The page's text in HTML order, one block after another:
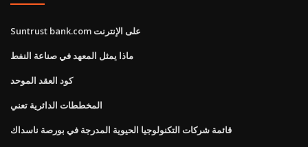
Suntrust bank.com على الإنترنت
ماذا يمثل المعهد في صناعة النفط
كود العقد الموحد
المخططات الدائرية تعني
قائمة شركات التكنولوجيا الحيوية المدرجة في بورصة ناسداك